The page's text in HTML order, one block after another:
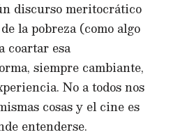
discurso meritocrático
la pobreza (como algo
coartar esa
siempre cambiante,
No a todos nos
cosas y el cine es
entenderse.